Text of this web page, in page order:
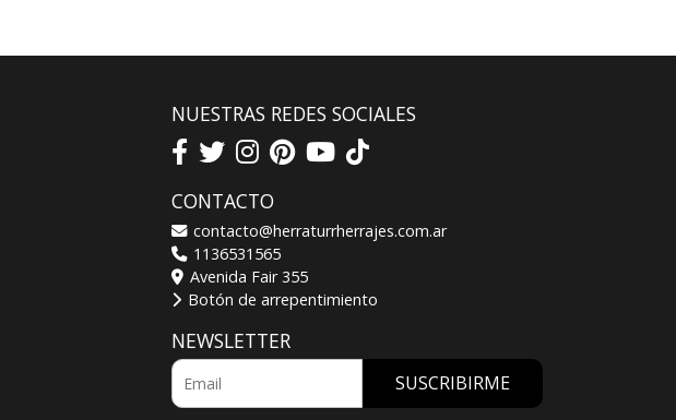
NUESTRAS REDES SOCIALES
CONTACTO
contacto@herraturrherrajes.com.ar
1136531565
Avenida Fair 355
Botón de arrepentimiento
NEWSLETTER
SUSCRIBIRME